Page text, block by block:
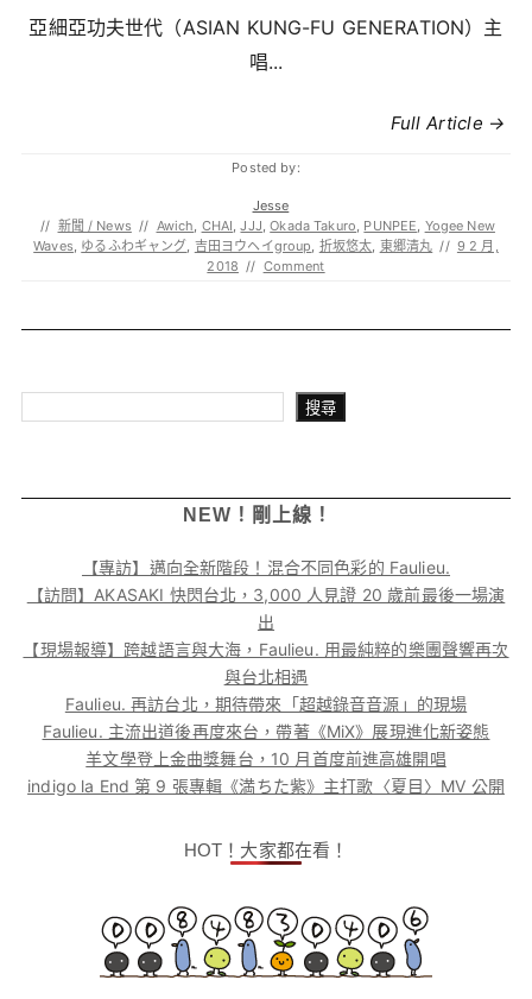
亞細亞功夫世代（ASIAN KUNG-FU GENERATION）主
唱...
Full Article →
Posted by:
Jesse
// 新聞 / News // Awich, CHAI,JJJ,Okada Takuro, PUNPEE, Yogee New
Waves, ゆるふわギャング, 吉田ヨウヘイgroup, 折坂悠太, 東郷清丸 // 9 2 月,
2018 // Comment
搜尋
NEW！剛上線！
【專訪】邁向全新階段！混合不同色彩的 Faulieu.
【訪問】AKASAKI 快閃台北，3,000 人見證 20 歲前最後一場演
出
【現場報導】跨越語言與大海，Faulieu. 用最純粹的樂團聲響再次
與台北相遇
Faulieu. 再訪台北，期待帶來「超越錄音音源」的現場
Faulieu. 主流出道後再度來台，帶著《MiX》展現進化新姿態
羊文學登上金曲獎舞台，10 月首度前進高雄開唱
indigo la End 第 9 張專輯《満ちた紫》主打歌〈夏目〉MV 公開
HOT！大家都在看！